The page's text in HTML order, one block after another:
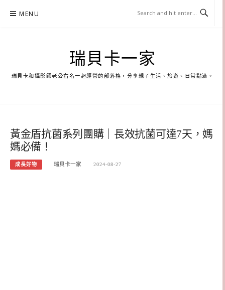
MENU
瑞貝卡一家
瑞貝卡和攝影師老公右名一起經營的部落格，分享親子生活、旅遊、日常點滴。
黃金盾抗菌系列團購｜長效抗菌可達7天，媽
媽必備！
成長好物 瑞貝卡一家 2024-08-27